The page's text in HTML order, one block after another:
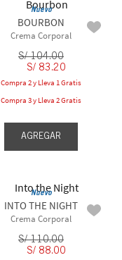
Nuevo
BOURBON
Crema Corporal
S/ 104.00
S/ 83.20
Compra 2 y Lleva 1 Gratis
Compra 3 y Lleva 2 Gratis
AGREGAR
Nuevo
INTO THE NIGHT
Crema Corporal
S/ 110.00
S/ 88.00